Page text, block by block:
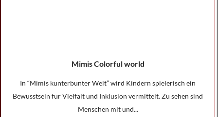
Mimis Colorful world
In “Mimis kunterbunter Welt” wird Kindern spielerisch ein
Bewusstsein für Vielfalt und Inklusion vermittelt. Zu sehen sind
Menschen mit und...